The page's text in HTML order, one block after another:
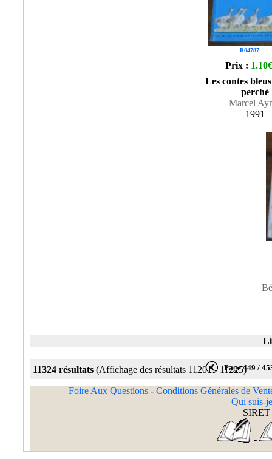
R04787
Prix : 1.10€
Les contes
perché
Marcel
1991
11324 résultats (Affichage des résultats 11201 - 11225)
Page 449 /
Foire Aux Questions- Conditions Générales de
Qui suis-
SIRET
-